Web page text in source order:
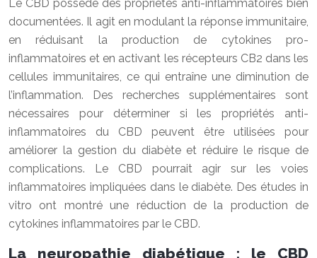
Le CBD possède des propriétés anti-inflammatoires bien
documentées. Il agit en modulant la réponse immunitaire,
en réduisant la production de cytokines pro-
inflammatoires et en activant les récepteurs CB2 dans les
cellules immunitaires, ce qui entraîne une diminution de
l’inflammation. Des recherches supplémentaires sont
nécessaires pour déterminer si les propriétés anti-
inflammatoires du CBD peuvent être utilisées pour
améliorer la gestion du diabète et réduire le risque de
complications. Le CBD pourrait agir sur les voies
inflammatoires impliquées dans le diabète. Des études in
vitro ont montré une réduction de la production de
cytokines inflammatoires par le CBD.
La neuropathie diabétique : le CBD